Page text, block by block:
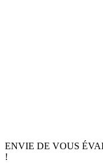
ENVIE DE VOUS
!